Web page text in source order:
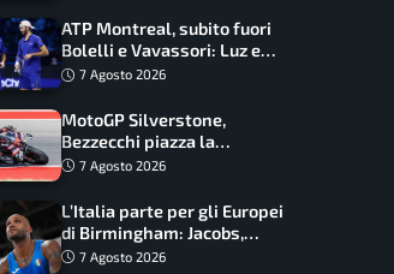
ATP Montreal, subito fuori
Bolelli e Vavassori: Luz e
Matos fermano gli azzurri
7 Agosto 2026
MotoGP Silverstone,
Bezzecchi piazza la
zampata: Aprilia domina,
7 Agosto 2026
L’Italia parte per gli Europei
di Birmingham: Jacobs,
Tamberi e Battocletti
7 Agosto 2026